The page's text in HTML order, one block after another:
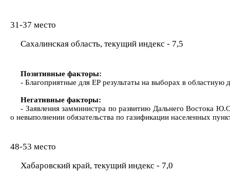
31-37 место
Сахалинская область, текущий индекс - 7,5
Позитивные факторы:
- Благоприятные для ЕР результаты на выборах в областную
Негативные факторы:
- Заявления замминистра по развитию Дальнего Востока
о невыполнении обязательства по газификации населенных
48-53 место
Хабаровский край, текущий индекс - 7,0